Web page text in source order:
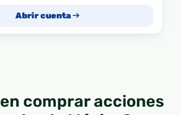
Abrir cuenta
comprar acciones